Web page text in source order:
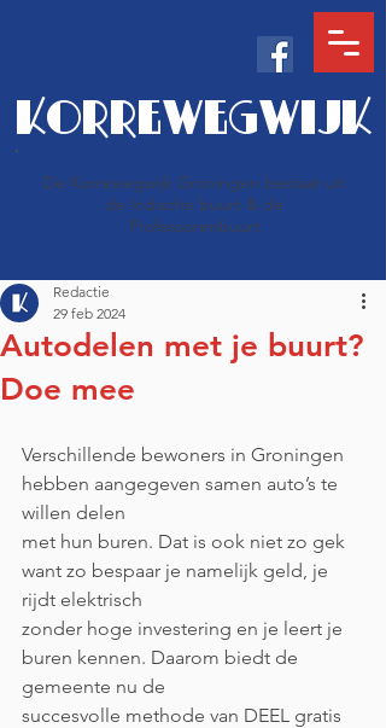
KORREWEGWIJK
De Korrewegwijk Groningen bestaat uit
de Indische buurt & de
Professorenbuurt
Autodelen met je buurt?
Doe mee
Redactie
29 feb 2024
Verschillende bewoners in Groningen
hebben aangegeven samen auto’s te
willen delen
met hun buren. Dat is ook niet zo gek
want zo bespaar je namelijk geld, je
rijdt elektrisch
zonder hoge investering en je leert je
buren kennen. Daarom biedt de
gemeente nu de
succesvolle methode van DEEL gratis